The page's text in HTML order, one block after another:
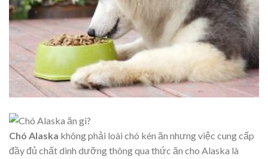
Chó Alaska không phải loài chó kén ăn nhưng việc cung cấp
đầy đủ chất dinh dưỡng thông qua thức ăn cho Alaska là